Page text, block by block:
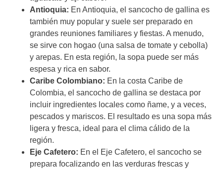
Antioquia: En Antioquia, el sancocho de gallina es
también muy popular y suele ser preparado en
grandes reuniones familiares y fiestas. A menudo,
se sirve con hogao (una salsa de tomate y cebolla)
y arepas. En esta región, la sopa puede ser más
espesa y rica en sabor.
Caribe Colombiano: En la costa Caribe de
Colombia, el sancocho de gallina se destaca por
incluir ingredientes locales como ñame, y a veces,
pescados y mariscos. El resultado es una sopa más
ligera y fresca, ideal para el clima cálido de la
región.
Eje Cafetero: En el Eje Cafetero, el sancocho se
prepara focalizando en las verduras frescas y